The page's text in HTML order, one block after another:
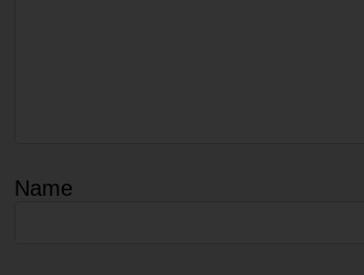
Name